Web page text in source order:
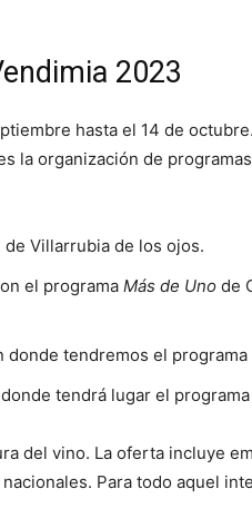
2023
hasta el 14 de
la organización de
de Villarrubia de los ojos.
el programa Más de Uno de
donde tendremos el programa
tendrá lugar el programa
del vino. La oferta incluye
Para todo aquel